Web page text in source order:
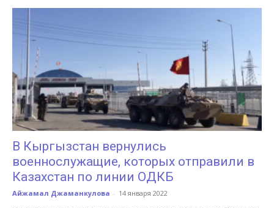
В Кыргызстан вернулись
военнослужащие, которых отправили в
Казахстан по линии ОДКБ
Айжамал Джаманкулова - 14 января 2022